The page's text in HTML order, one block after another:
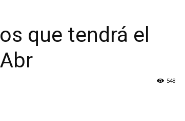
que tendrá el
548